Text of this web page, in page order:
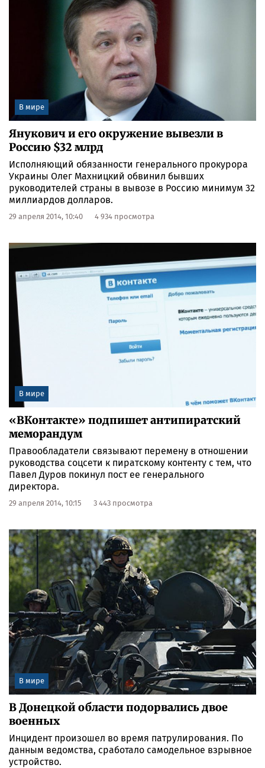
В мире
Янукович и его окружение вывезли в
Россию $32 млрд
Исполняющий обязанности генерального прокурора
Украины Олег Махницкий обвинил бывших
руководителей страны в вывозе в Россию минимум 32
миллиардов долларов.
29 апреля 2014, 10:40 4 934 просмотра
В мире
«ВКонтакте» подпишет антипиратский
меморандум
Правообладатели связывают перемену в отношении
руководства соцсети к пиратскому контенту с тем, что
Павел Дуров покинул пост ее генерального
директора.
29 апреля 2014, 10:15 3 443 просмотра
В мире
В Донецкой области подорвались двое
военных
Инцидент произошел во время патрулирования. По
данным ведомства, сработало самодельное взрывное
устройство.